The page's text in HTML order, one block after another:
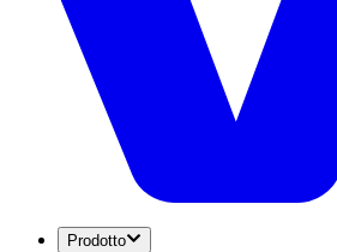
Prodotto